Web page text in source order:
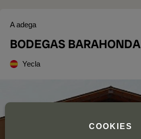
A adega
BODEGAS BARAHONDA
Yecla
COOKIES